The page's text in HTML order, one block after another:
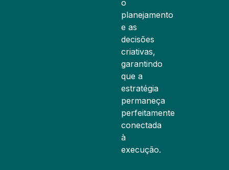
o
planejamento
e as
decisões
criativas,
garantindo
que a
estratégia
permaneça
perfeitamente
conectada
à
execução.